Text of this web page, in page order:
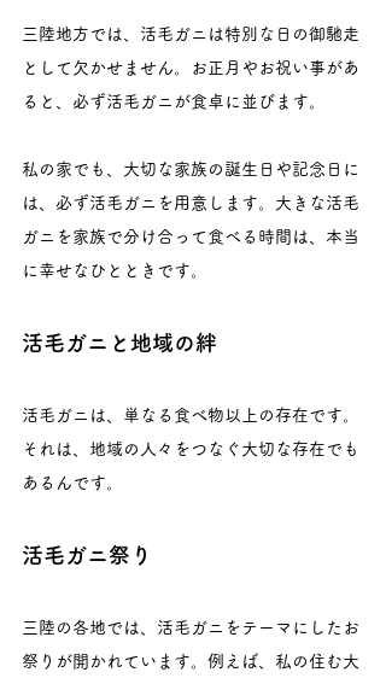
三陸地方では、活毛ガニは特別な日の御馳走
として欠かせません。お正月やお祝い事があ
ると、必ず活毛ガニが食卓に並びます。
私の家でも、大切な家族の誕生日や記念日に
は、必ず活毛ガニを用意します。大きな活毛
ガニを家族で分け合って食べる時間は、本当
に幸せなひとときです。
活毛ガニと地域の絆
活毛ガニは、単なる食べ物以上の存在です。
それは、地域の人々をつなぐ大切な存在でも
あるんです。
活毛ガニ祭り
三陸の各地では、活毛ガニをテーマにしたお
祭りが開かれています。例えば、私の住む大